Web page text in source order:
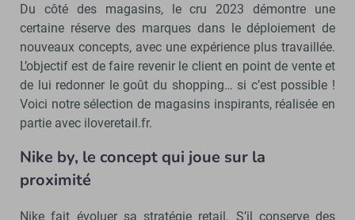
Du côté des magasins, le cru 2023 démontre une
certaine réserve des marques dans le déploiement de
nouveaux concepts, avec une expérience plus travaillée.
L’objectif est de faire revenir le client en point de vente et
de lui redonner le goût du shopping… si c’est possible !
Voici notre sélection de magasins inspirants, réalisée en
partie avec iloveretail.fr.
Nike by, le concept qui joue sur la
proximité
Nike fait évoluer sa stratégie retail. S’il conserve des